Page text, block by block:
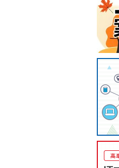
【Java】生産管
65万